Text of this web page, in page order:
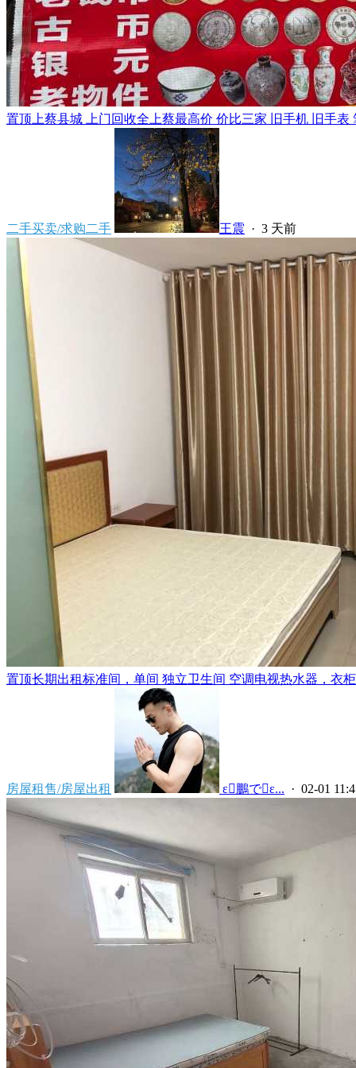
置顶 上蔡县城 上门回收全上蔡最高价 价比三家 旧手机 旧手表
二手买卖/求购二手 王震 · 3 天前
置顶长期出租标准间，单间 独立卫生间 空调电视热水器，衣
房屋租售/房屋出租  ε鵬でε... · 02-01